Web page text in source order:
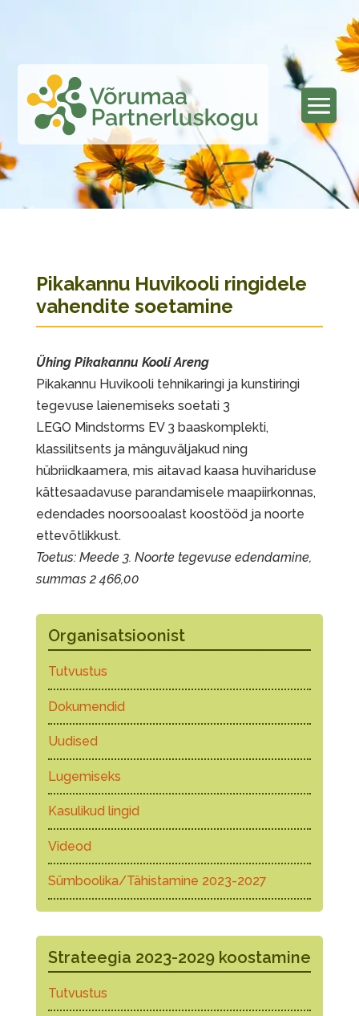
Pikakannu Huvikooli ringidele
vahendite soetamine
Ühing Pikakannu Kooli Areng
Pikakannu Huvikooli tehnikaringi ja kunstiringi
tegevuse laienemiseks soetati 3
LEGO Mindstorms EV 3 baaskomplekti,
klassilitsents ja mänguväljakud ning
hübriidkaamera, mis aitavad kaasa huvihariduse
kättesaadavuse parandamisele maapiirkonnas,
edendades noorsooalast koostööd ja noorte
ettevõtlikkust.
Toetus: Meede 3. Noorte tegevuse edendamine,
summas 2 466,00
Organisatsioonist
Tutvustus
Dokumendid
Uudised
Lugemiseks
Kasulikud lingid
Videod
Sümboolika/Tähistamine 2023-2027
Strateegia 2023-2029 koostamine
Tutvustus